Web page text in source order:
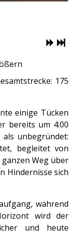
175
einige Tücken
bereits um 4:00
unbegründet:
begleitet von
Weg über
Hindernisse sich
während
wird der
und heute